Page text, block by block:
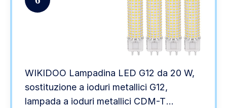
WIKIDOO Lampadina LED G12 da 20 W,
sostituzione a ioduri metallici G12,
lampada a ioduri metallici CDM-T